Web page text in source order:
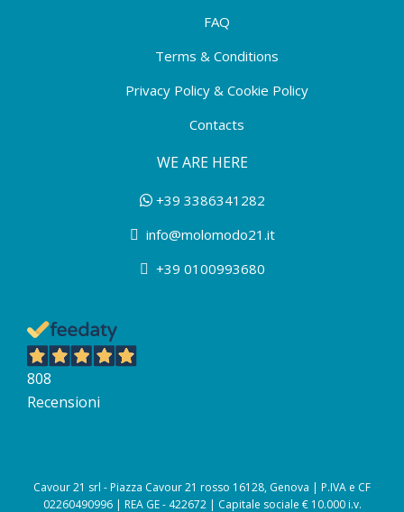
FAQ
Terms & Conditions
Privacy Policy & Cookie Policy
Contacts
WE ARE HERE
+39 3386341282
info@molomodo21.it
+39 0100993680
808
Recensioni
Cavour 21 srl - Piazza Cavour 21 rosso 16128, Genova | P.IVA e CF
02260490996 | REA GE - 422672 | Capitale sociale € 10.000 i.v.